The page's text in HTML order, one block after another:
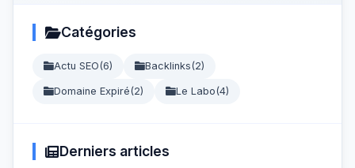
Catégories
Actu SEO(6) Backlinks(2)
Domaine Expiré(2) Le Labo(4)
Derniers articles